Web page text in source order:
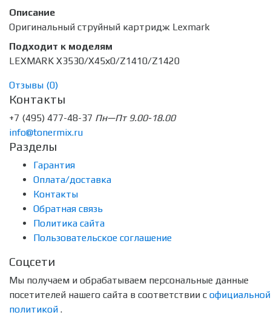
Описание
Оригинальный струйный картридж Lexmark
Подходит к моделям
LEXMARK Х3530/Х45х0/Z1410/Z1420
Отзывы (0)
Контакты
+7 (495) 477-48-37 Пн—Пт 9.00-18.00
info@tonermix.ru
Разделы
Гарантия
Оплата/доставка
Контакты
Обратная связь
Политика сайта
Пользовательское соглашение
Соцсети
Мы получаем и обрабатываем персональные данные
посетителей нашего сайта в соответствии с официальной
политикой .